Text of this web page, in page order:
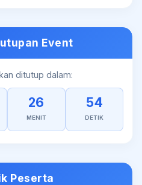
Event
ditutup dalam:
26
MENIT
54
DETIK
Peserta